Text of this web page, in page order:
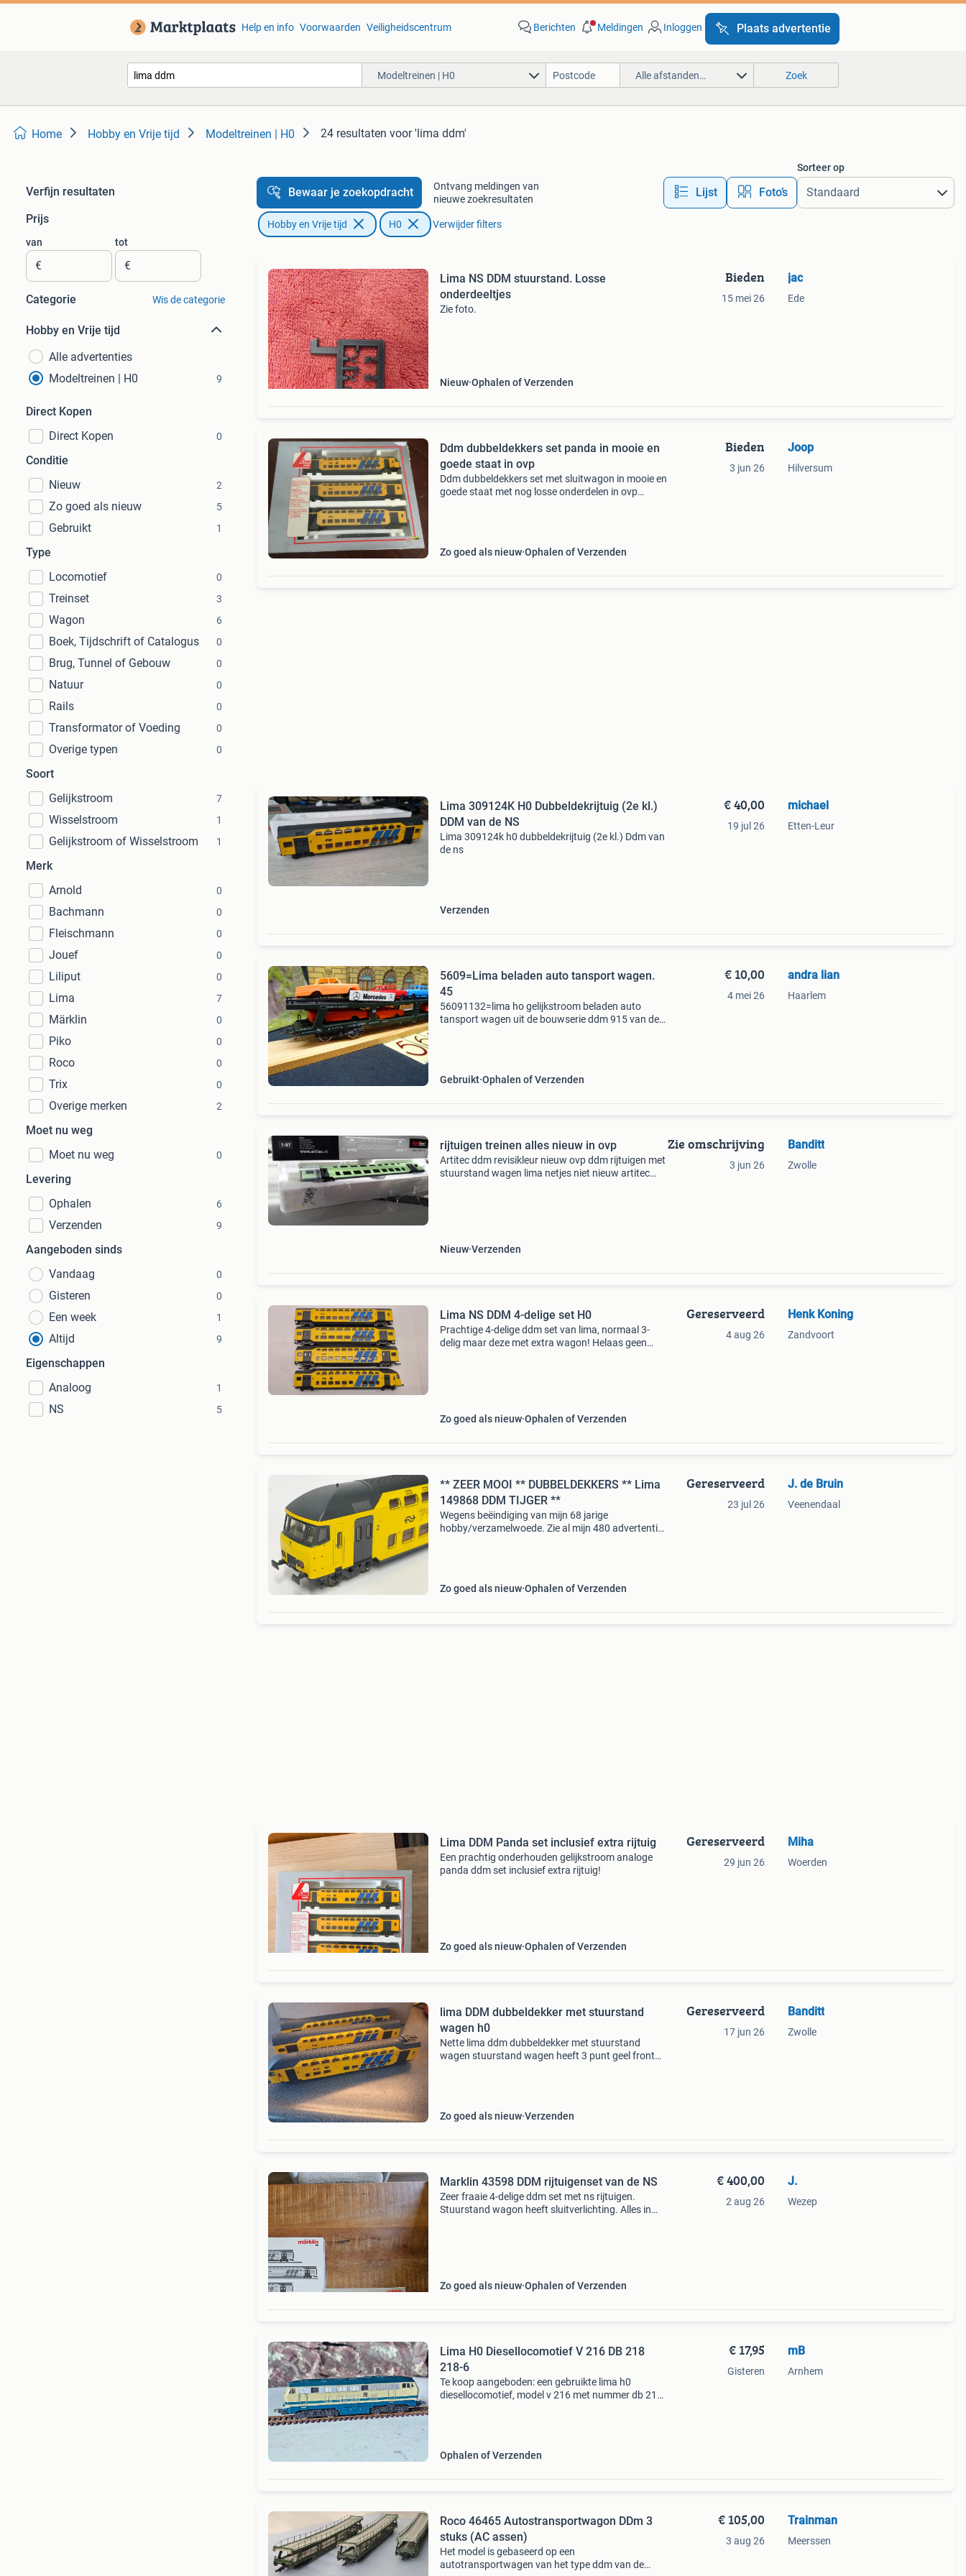
Help en info Voorwaarden Veiligheidscentrum Berichten Meldingen Inloggen Plaats advertentie
Modeltreinen | H0 Alle afstanden… Zoek
Home Hobby en Vrije tijd Modeltreinen | H0 24 resultaten voor 'lima ddm'
Verfijn resultaten
Prijs
van
€
tot
€
Categorie Wis de categorie
Hobby en Vrije tijd
Alle advertenties
Modeltreinen | H0
9
Direct Kopen
Direct Kopen
0
Conditie
Nieuw
2
Zo goed als nieuw 5
Gebruikt 1
Type
Locomotief
0
Treinset 3
Wagon 6
Boek, Tijdschrift of Catalogus 0
Brug, Tunnel of Gebouw 0
Natuur 0
Rails 0
Transformator of Voeding 0
Overige typen 0
Soort
Gelijkstroom
7
Wisselstroom 1
Gelijkstroom of Wisselstroom 1
Merk
Arnold
0
Bachmann 0
Fleischmann 0
Jouef 0
Liliput 0
Lima 7
Märklin 0
Piko 0
Roco 0
Trix 0
Overige merken 2
Moet nu weg
Moet nu weg
0
Levering
Ophalen
6
Verzenden 9
Aangeboden sinds
Vandaag
0
Gisteren 0
Een week 1
Altijd 9
Eigenschappen
Analoog
1
NS 5
Bewaar je zoekopdracht
Ontvang meldingen van
nieuwe zoekresultaten
Lijst Foto’s
Sorteer op
Hobby en Vrije tijd H0 Verwijder filters
Lima NS DDM stuurstand. Losse
onderdeeltjes
Zie foto.
Nieuw Ophalen of Verzenden
Bieden
15 mei 26
jac
Ede
Ddm dubbeldekkers set panda in mooie en
goede staat in ovp
Ddm dubbeldekkers set met sluitwagon in mooie en
goede staat met nog losse onderdelen in ovp
Zo goed als nieuw Ophalen of Verzenden
Bieden
3 jun 26
Joop
Hilversum
Lima 309124K H0 Dubbeldekrijtuig (2e kl.)
DDM van de NS
Lima 309124k h0 dubbeldekrijtuig (2e kl.) Ddm van
de ns
Verzenden
€ 40,00
19 jul 26
michael
Etten-Leur
5609=Lima beladen auto tansport wagen.
45
56091132=lima ho gelijkstroom beladen auto
tansport wagen uit de bouwserie ddm 915 van de
Gebruikt Ophalen of Verzenden
€ 10,00
4 mei 26
andra lian
Haarlem
rijtuigen treinen alles nieuw in ovp
Artitec ddm revisikleur nieuw ovp ddm rijtuigen met
stuurstand wagen lima netjes niet nieuw artitec
Nieuw Verzenden
Zie omschrijving
3 jun 26
Banditt
Zwolle
Lima NS DDM 4-delige set H0
Prachtige 4-delige ddm set van lima, normaal 3-
delig maar deze met extra wagon! Helaas geen
Zo goed als nieuw Ophalen of Verzenden
Gereserveerd
4 aug 26
Henk Koning
Zandvoort
** ZEER MOOI ** DUBBELDEKKERS ** Lima
149868 DDM TIJGER **
Wegens beëindiging van mijn 68 jarige
hobby/verzamelwoede. Zie al mijn 480 advertenties
Zo goed als nieuw Ophalen of Verzenden
Gereserveerd
23 jul 26
J. de Bruin
Veenendaal
Lima DDM Panda set inclusief extra rijtuig
Een prachtig onderhouden gelijkstroom analoge
panda ddm set inclusief extra rijtuig!
Zo goed als nieuw Ophalen of Verzenden
Gereserveerd
29 jun 26
Miha
Woerden
lima DDM dubbeldekker met stuurstand
wagen h0
Nette lima ddm dubbeldekker met stuurstand
wagen stuurstand wagen heeft 3 punt geel front
Zo goed als nieuw Verzenden
Gereserveerd
17 jun 26
Banditt
Zwolle
Marklin 43598 DDM rijtuigenset van de NS
Zeer fraaie 4-delige ddm set met ns rijtuigen.
Stuurstand wagon heeft sluitverlichting. Alles in
Zo goed als nieuw Ophalen of Verzenden
€ 400,00
2 aug 26
J.
Wezep
Lima H0 Diesellocomotief V 216 DB 218
218-6
Te koop aangeboden: een gebruikte lima h0
diesellocomotief, model v 216 met nummer db 218
Ophalen of Verzenden
€ 17,95
Gisteren
mB
Arnhem
Roco 46465 Autostransportwagon DDm 3
stuks (AC assen)
Het model is gebaseerd op een
autotransportwagen van het type ddm van de
€ 105,00
3 aug 26
Trainman
Meerssen